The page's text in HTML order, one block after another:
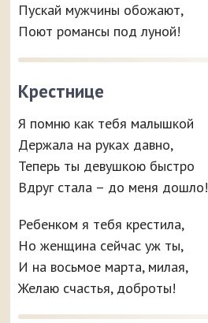
Пускай мужчины обожают,
Поют романсы под луной!
Крестнице
Я помню как тебя малышкой
Держала на руках давно,
Теперь ты девушкою быстро
Вдруг стала – до меня дошло!
Ребенком я тебя крестила,
Но женщина сейчас уж ты,
И на восьмое марта, милая,
Желаю счастья, доброты!